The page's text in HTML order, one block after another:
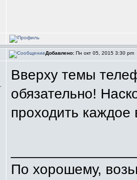
Добавлено: Пн окт 05, 2015 3:30 pm
Вверху темы
обязательно!
проходить каждое
По хорошему,